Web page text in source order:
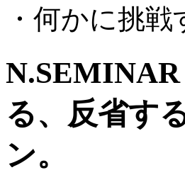
・何かに挑
る、反省す
ン。